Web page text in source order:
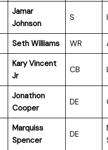
Jamar
Johnson
S
Seth Williams WR
Kary Vincent
Jr
CB
Jonathon
Cooper
DE
Marquiss
Spencer
DE